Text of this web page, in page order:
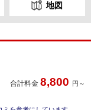
地図
合計料金 8,800 円～